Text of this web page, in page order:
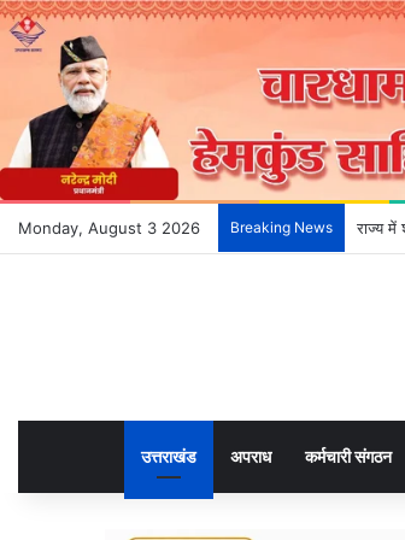
Monday, August 3 2026 Breaking News राज्य में
उत्तराखंड अपराध कर्मचारी संगठन